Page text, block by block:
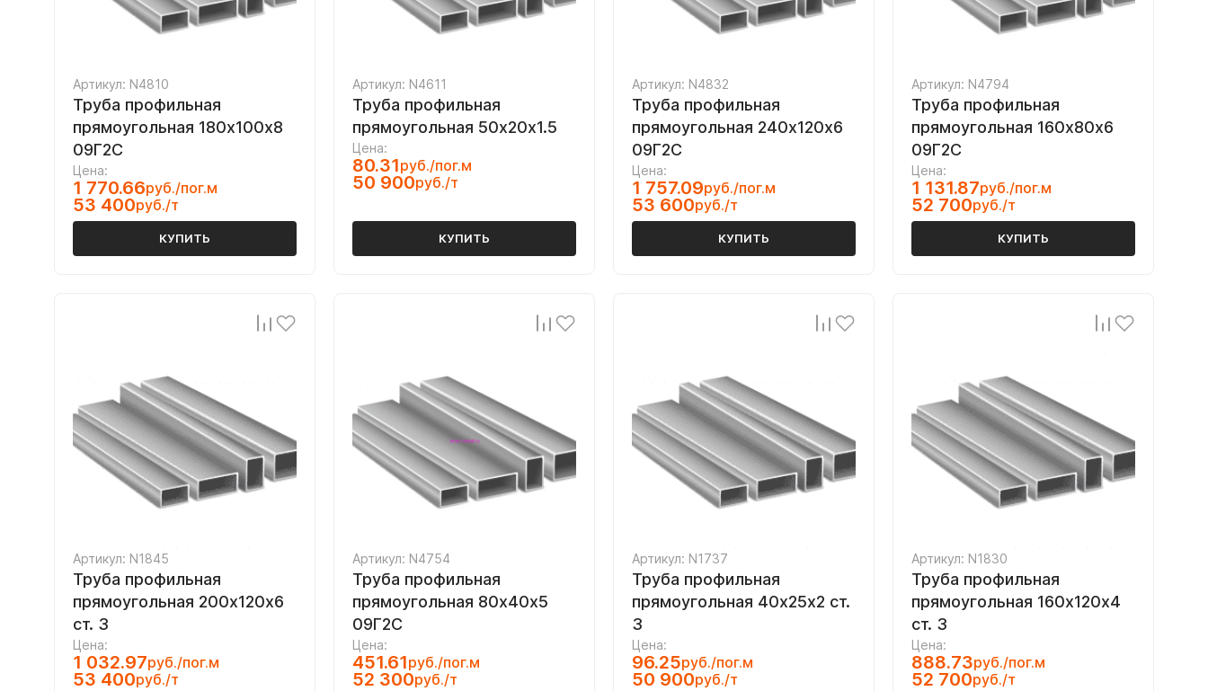
Артикул: N4810
Труба профильная
прямоугольная 180х100х8
09Г2С
Цена:
1 770.66руб./пог.м
53 400руб./т
КУПИТЬ
Артикул: N4611
Труба профильная
прямоугольная 50х20х1.5
Цена:
80.31руб./пог.м
50 900руб./т
КУПИТЬ
Артикул: N4832
Труба профильная
прямоугольная 240х120х6
09Г2С
Цена:
1 757.09руб./пог.м
53 600руб./т
КУПИТЬ
Артикул: N4794
Труба профильная
прямоугольная 160х80х6
09Г2С
Цена:
1 131.87руб./пог.м
52 700руб./т
КУПИТЬ
Артикул: N1845
Труба профильная
прямоугольная 200х120х6
ст. 3
Цена:
1 032.97руб./пог.м
53 400руб./т
Артикул: N4754
Труба профильная
прямоугольная 80х40х5
09Г2С
Цена:
451.61руб./пог.м
52 300руб./т
Артикул: N1737
Труба профильная
прямоугольная 40х25х2 ст.
3
Цена:
96.25руб./пог.м
50 900руб./т
Артикул: N1830
Труба профильная
прямоугольная 160х120х4
ст. 3
Цена:
888.73руб./пог.м
52 700руб./т